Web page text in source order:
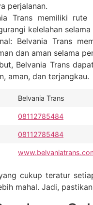
perjalanan.
Trans memiliki
kelelahan selama
Belvania Trans
dan aman selama
Belvania Trans
aman, dan terjangkau.
Belvania Trans
08112785484
08112785484
cukup teratur
mahal. Jadi,